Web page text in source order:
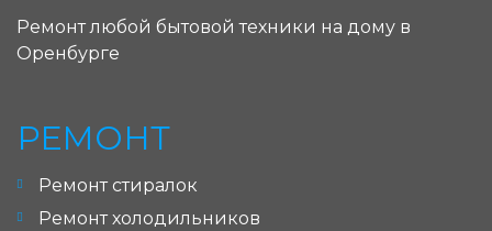
Ремонт любой бытовой техники на дому в
Оренбурге
РЕМОНТ
Ремонт стиралок
Ремонт холодильников